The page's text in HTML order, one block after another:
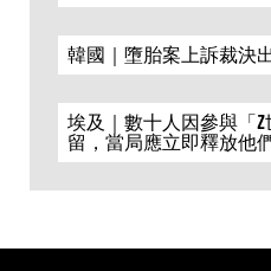
韓國｜墮胎案上訴裁決
埃及｜數十人因參與「
留，當局應立即釋放他